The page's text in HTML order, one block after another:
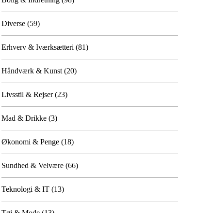
Diverse (59)
Erhverv & Iværksætteri (81)
Håndværk & Kunst (20)
Livsstil & Rejser(23)
Mad & Drikke (3)
Økonomi & Penge (18)
Sundhed & Velvære (66)
Teknologi & IT (13)